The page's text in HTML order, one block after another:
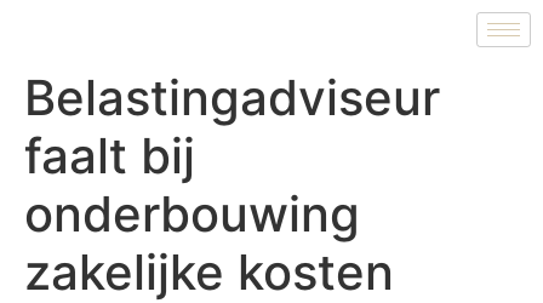
Belastingadviseur
faalt bij
onderbouwing
zakelijke kosten